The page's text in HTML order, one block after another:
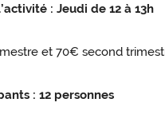
: Jeudi de 12 à 13h
et 70€ second
: 12 personnes